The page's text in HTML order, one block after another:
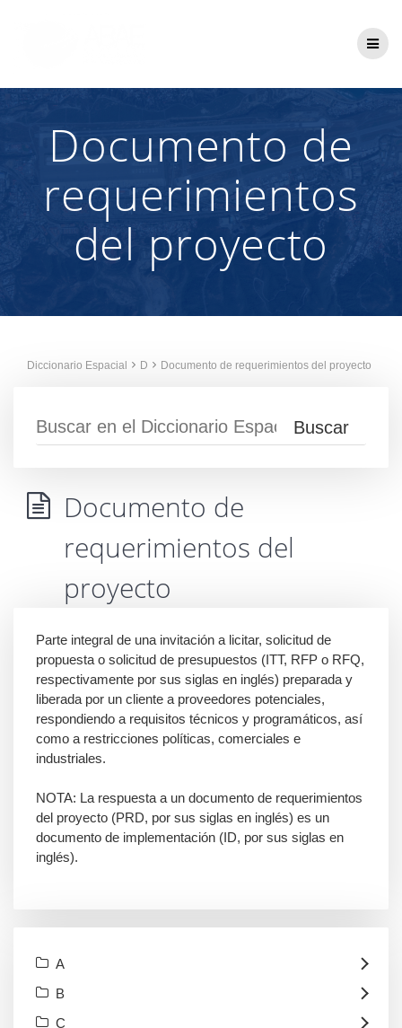
Documento de
requerimientos
del proyecto
Diccionario Espacial D Documento de requerimientos del proyecto
Documento de
requerimientos del
proyecto
Parte integral de una invitación a licitar, solicitud de
propuesta o solicitud de presupuestos (ITT, RFP o RFQ,
respectivamente por sus siglas en inglés) preparada y
liberada por un cliente a proveedores potenciales,
respondiendo a requisitos técnicos y programáticos, así
como a restricciones políticas, comerciales e
industriales.
NOTA: La respuesta a un documento de requerimientos
del proyecto (PRD, por sus siglas en inglés) es un
documento de implementación (ID, por sus siglas en
inglés).
A
B
C